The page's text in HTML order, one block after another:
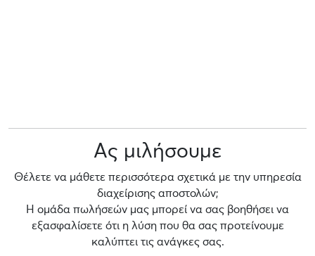
Ας μιλήσουμε
Θέλετε να μάθετε περισσότερα σχετικά με την υπηρεσία
διαχείρισης αποστολών;
Η ομάδα πωλήσεών μας μπορεί να σας βοηθήσει να
εξασφαλίσετε ότι η λύση που θα σας προτείνουμε
καλύπτει τις ανάγκες σας.